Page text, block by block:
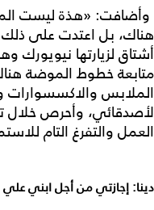
وأضافت: «هذة ليست
هناك، بل اعتدت على ذلك
أشتاق لزيارتها نيويورك
متابعة خطوط الموضة
الملابس والاكسسوارات
لأصدقائي، وأحرص خلال
العمل والتفرغ التام
دينا: إجازتي من أجل ابني